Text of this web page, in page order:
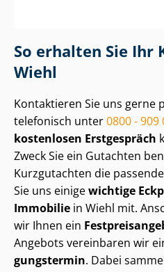
So erhalten Sie Ihr
Wiehl
Kontaktieren Sie uns gerne
telefonisch unter0800 - 909
kostenlosen Erstgespräch
Zweck Sie ein Gutachten
Kurzgutachten die
Sie uns einigewichtige
Immobilie in Wiehl mit.
wir Ihnen ein
Angebots vereinbaren wir
gungs­ter­min. Dabei